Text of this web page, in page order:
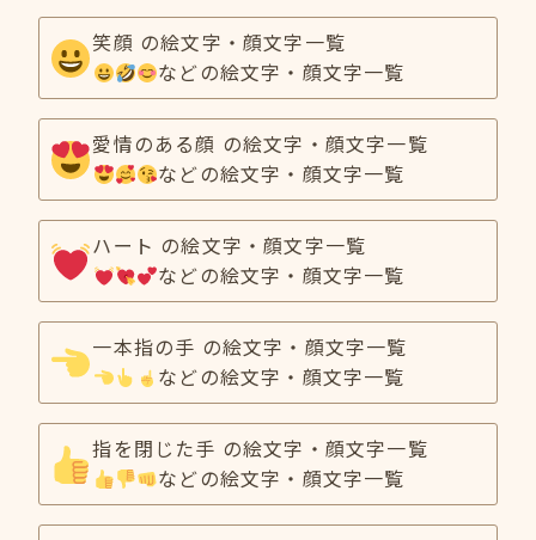
笑顔 の絵文字・顔文字一覧
などの絵文字・顔文字一覧
愛情のある顔 の絵文字・顔文字一覧
などの絵文字・顔文字一覧
ハート の絵文字・顔文字一覧
などの絵文字・顔文字一覧
一本指の手 の絵文字・顔文字一覧
などの絵文字・顔文字一覧
指を閉じた手 の絵文字・顔文字一覧
などの絵文字・顔文字一覧